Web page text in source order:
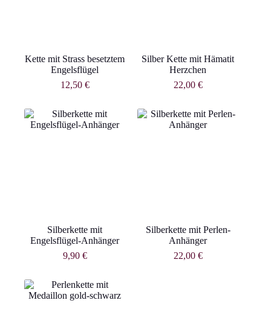
Kette mit Strass besetztem
Engelsflügel
12,50 €
Silber Kette mit Hämatit
Herzchen
22,00 €
Silberkette mit
Engelsflügel-Anhänger
9,90 €
Silberkette mit Perlen-
Anhänger
22,00 €